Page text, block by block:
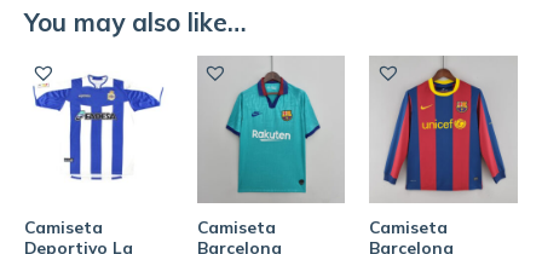
You may also like…
Camiseta
Deportivo La
Camiseta
Barcelona
Camiseta
Barcelona